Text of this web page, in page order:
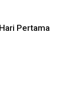
Pertama